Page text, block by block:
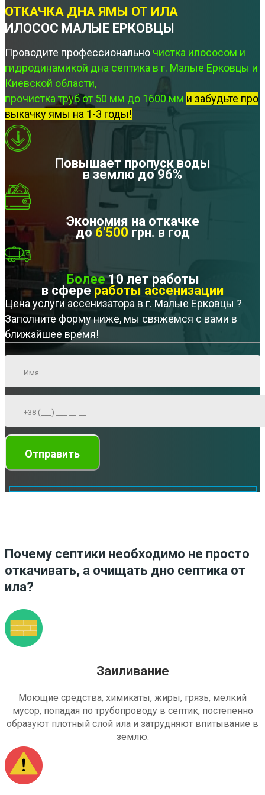
ОТКАЧКА ДНА ЯМЫ ОТ ИЛА
ИЛОСОС МАЛЫЕ ЕРКОВЦЫ
Проводите профессионально чистка илососом и
гидродинамикой дна септика в г. Малые Ерковцы и
Киевской области,
прочистка труб от 50 мм до 1600 мм и забудьте про
выкачку ямы на 1-3 годы!
Повышает пропуск воды
в землю до 96%
Экономия на откачке
до 6'500 грн. в год
Более10 лет работы
в сфере работы ассенизации
Цена услуги ассенизатора в г. Малые Ерковцы ?
Заполните форму ниже, мы свяжемся с вами в
ближайшее время!
Почему септики необходимо не просто
откачивать, а очищать дно септика от
ила?
Заиливание
Моющие средства, химикаты, жиры, грязь, мелкий
мусор, попадая по трубопроводу в септик, постепенно
образуют плотный слой ила и затрудняют впитывание в
землю.